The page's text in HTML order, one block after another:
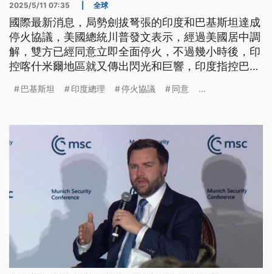
2025/5/11 07:35 全球
國際最新消息，局勢劍拔弩張的印度和巴基斯坦達成
停火協議，美國總統川普發文表示，經過美國居中調
解，雙方已經同意立即全面停火，不過幾小時後，印
控喀什米爾地區就又傳出閃光和巨響，印度指控巴基
巴基斯坦 印度總理 停火協議 同意 ...